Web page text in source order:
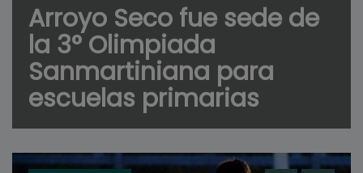
Arroyo Seco fue sede de
la 3° Olimpiada
Sanmartiniana para
escuelas primarias